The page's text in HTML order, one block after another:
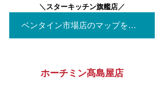
＼ スターキッチン旗艦店／
ベンタイン市場店のマップを見る▶
ホーチミン髙島屋店